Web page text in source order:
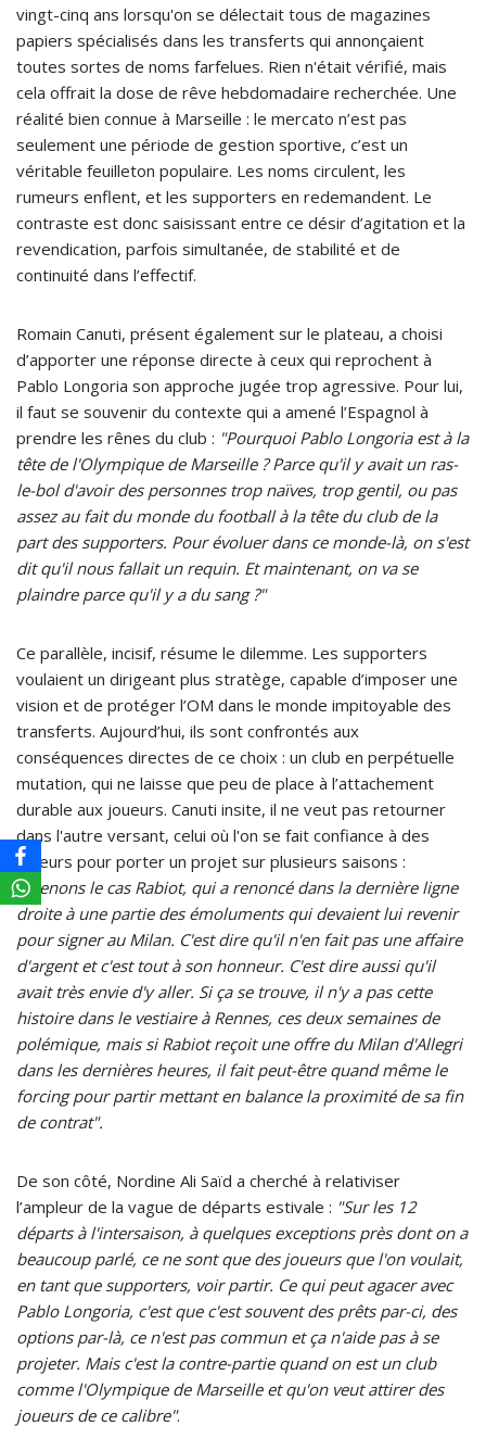
vingt-cinq ans lorsqu'on se délectait tous de magazines
papiers spécialisés dans les transferts qui annonçaient
toutes sortes de noms farfelues. Rien n'était vérifié, mais
cela offrait la dose de rêve hebdomadaire recherchée. Une
réalité bien connue à Marseille : le mercato n’est pas
seulement une période de gestion sportive, c’est un
véritable feuilleton populaire. Les noms circulent, les
rumeurs enflent, et les supporters en redemandent. Le
contraste est donc saisissant entre ce désir d’agitation et la
revendication, parfois simultanée, de stabilité et de
continuité dans l’effectif.
Romain Canuti, présent également sur le plateau, a choisi
d’apporter une réponse directe à ceux qui reprochent à
Pablo Longoria son approche jugée trop agressive. Pour lui,
il faut se souvenir du contexte qui a amené l’Espagnol à
prendre les rênes du club : "Pourquoi Pablo Longoria est à la
tête de l'Olympique de Marseille ? Parce qu'il y avait un ras-
le-bol d'avoir des personnes trop naïves, trop gentil, ou pas
assez au fait du monde du football à la tête du club de la
part des supporters. Pour évoluer dans ce monde-là, on s'est
dit qu'il nous fallait un requin. Et maintenant, on va se
plaindre parce qu'il y a du sang ?"
Ce parallèle, incisif, résume le dilemme. Les supporters
voulaient un dirigeant plus stratège, capable d’imposer une
vision et de protéger l’OM dans le monde impitoyable des
transferts. Aujourd’hui, ils sont confrontés aux
conséquences directes de ce choix : un club en perpétuelle
mutation, qui ne laisse que peu de place à l’attachement
durable aux joueurs. Canuti insite, il ne veut pas retourner
dans l'autre versant, celui où l'on se fait confiance à des
joueurs pour porter un projet sur plusieurs saisons :
"Prenons le cas Rabiot, qui a renoncé dans la dernière ligne
droite à une partie des émoluments qui devaient lui revenir
pour signer au Milan. C'est dire qu'il n'en fait pas une affaire
d'argent et c'est tout à son honneur. C'est dire aussi qu'il
avait très envie d'y aller. Si ça se trouve, il n'y a pas cette
histoire dans le vestiaire à Rennes, ces deux semaines de
polémique, mais si Rabiot reçoit une offre du Milan d'Allegri
dans les dernières heures, il fait peut-être quand même le
forcing pour partir mettant en balance la proximité de sa fin
de contrat".
De son côté, Nordine Ali Saïd a cherché à relativiser
l’ampleur de la vague de départs estivale : "Sur les 12
départs à l'intersaison, à quelques exceptions près dont on a
beaucoup parlé, ce ne sont que des joueurs que l'on voulait,
en tant que supporters, voir partir. Ce qui peut agacer avec
Pablo Longoria, c'est que c'est souvent des prêts par-ci, des
options par-là, ce n'est pas commun et ça n'aide pas à se
projeter. Mais c'est la contre-partie quand on est un club
comme l'Olympique de Marseille et qu'on veut attirer des
joueurs de ce calibre".